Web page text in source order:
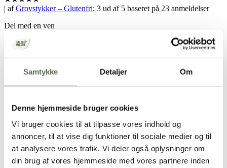
Samtykke Detaljer Om
Denne hjemmeside bruger cookies
Vi bruger cookies til at tilpasse vores indhold og
annoncer, til at vise dig funktioner til sociale medier og til
at analysere vores trafik. Vi deler også oplysninger om
din brug af vores hjemmeside med vores partnere inden
| afGrovstykker – Glutenfri: 3 ud af 5 baseret på 23 anmeldelser
Del med en ven
Opskrift
ca. 15 boller
3 dl. Kogende vand
2 dl. Valsemøllen frø og kerner (fx solsikke, hørfrø, sesam, græskar,